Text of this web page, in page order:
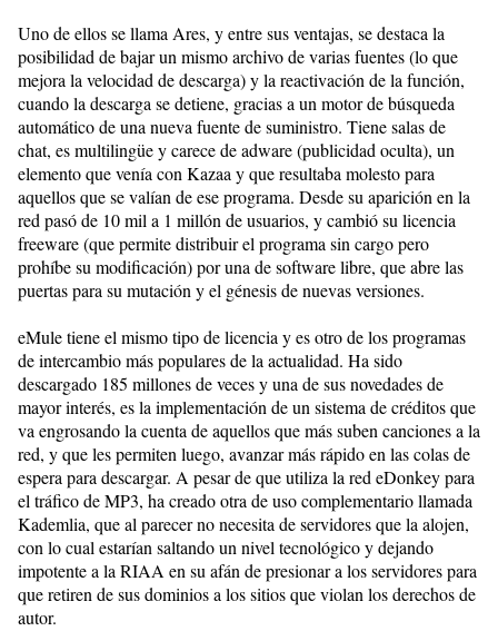
Uno de ellos se llama Ares, y entre sus ventajas, se destaca la
posibilidad de bajar un mismo archivo de varias fuentes (lo que
mejora la velocidad de descarga) y la reactivación de la función,
cuando la descarga se detiene, gracias a un motor de búsqueda
automático de una nueva fuente de suministro. Tiene salas de
chat, es multilingüe y carece de adware (publicidad oculta), un
elemento que venía con Kazaa y que resultaba molesto para
aquellos que se valían de ese programa. Desde su aparición en la
red pasó de 10 mil a 1 millón de usuarios, y cambió su licencia
freeware (que permite distribuir el programa sin cargo pero
prohíbe su modificación) por una de software libre, que abre las
puertas para su mutación y el génesis de nuevas versiones.
eMule tiene el mismo tipo de licencia y es otro de los programas
de intercambio más populares de la actualidad. Ha sido
descargado 185 millones de veces y una de sus novedades de
mayor interés, es la implementación de un sistema de créditos que
va engrosando la cuenta de aquellos que más suben canciones a la
red, y que les permiten luego, avanzar más rápido en las colas de
espera para descargar. A pesar de que utiliza la red eDonkey para
el tráfico de MP3, ha creado otra de uso complementario llamada
Kademlia, que al parecer no necesita de servidores que la alojen,
con lo cual estarían saltando un nivel tecnológico y dejando
impotente a la RIAA en su afán de presionar a los servidores para
que retiren de sus dominios a los sitios que violan los derechos de
autor.